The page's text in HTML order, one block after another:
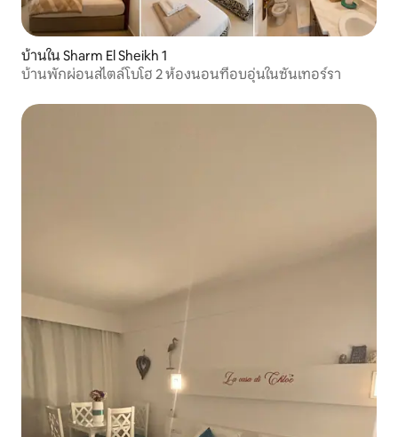
บ้านใน Sharm El Sheikh 1
บ้านพักผ่อนสไตล์โบโฮ 2 ห้องนอนที่อบอุ่นในซันเทอร์รา